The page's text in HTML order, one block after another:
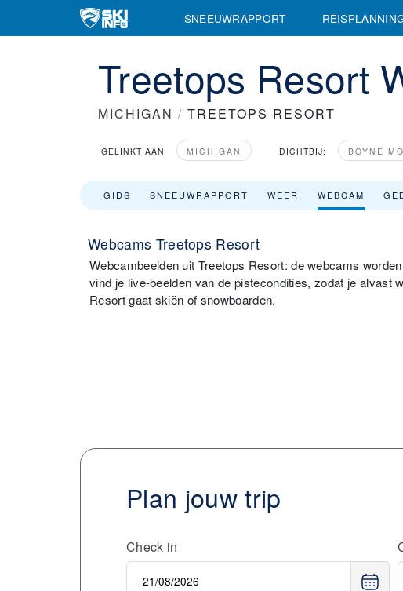
SNEEUWRAPPORT
Treetops Resort
MICHIGAN / TREETOPS RESORT
GELINKT AAN MICHIGAN DICHTBIJ: BOYNE
GIDS SNEEUWRAPPORT WEER WEBCAM
Webcams Treetops Resort
Webcambeelden uit Treetops Resort: de webcams
vind je live-beelden van de pistecondities, zodat je alvast
Resort gaat skiën of snowboarden.
Plan jouw trip
Check in